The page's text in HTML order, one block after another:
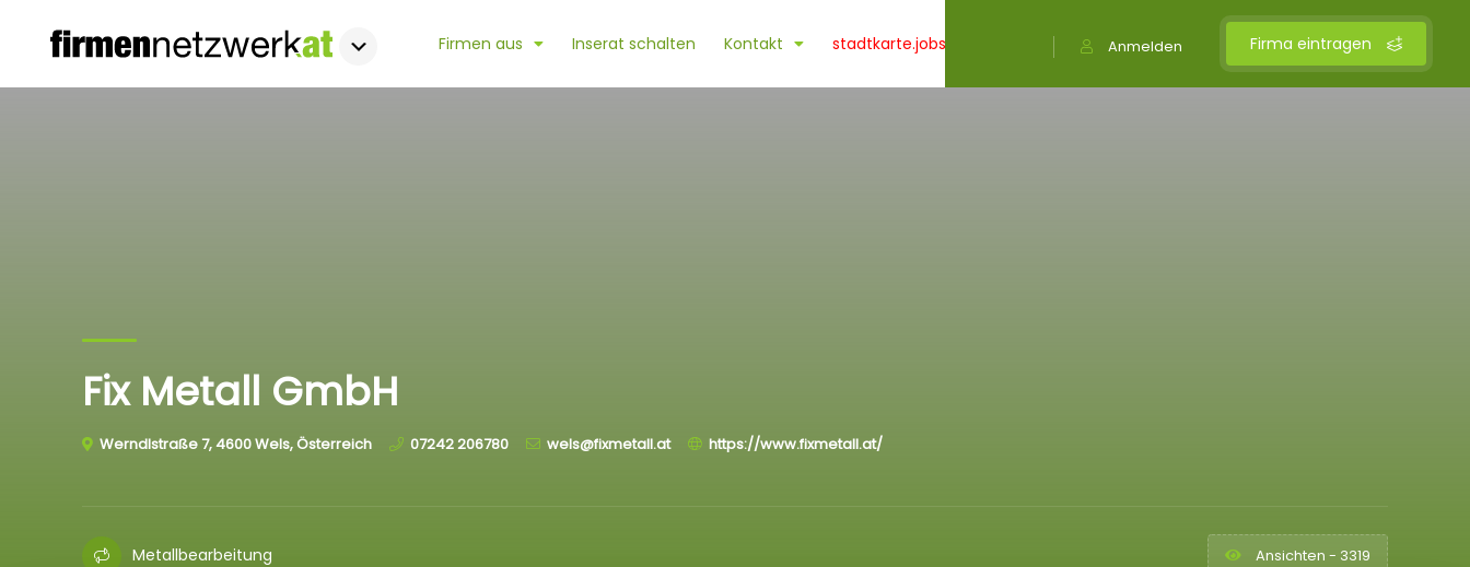
Firma eintragen
Anmelden
Firmen aus Inserat schalten Kontakt stadtkarte.jobs
Fix Metall GmbH
Werndlstraße 7, 4600 Wels, Österreich 07242 206780 wels@fixmetall.at https://www.fixmetall.at/
Metallbearbeitung Ansichten - 3319